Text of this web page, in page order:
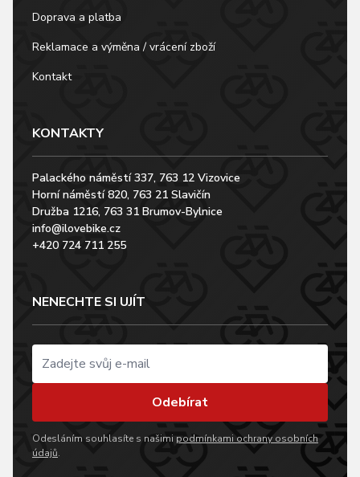
Doprava a platba
Reklamace a výměna / vrácení zboží
Kontakt
KONTAKTY
Palackého náměstí 337, 763 12 Vizovice
Horní náměstí 820, 763 21 Slavičín
Družba 1216, 763 31 Brumov-Bylnice
info@ilovebike.cz
+420 724 711 255
NENECHTE SI UJÍT
Odebírat
Odesláním souhlasíte s našimi podmínkami ochrany osobních
údajů.